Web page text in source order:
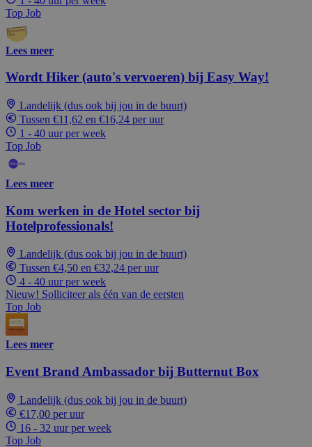
Top Job
Lees meer
Wordt Hiker (auto's vervoeren) bij Easy Way!
Landelijk (dus ook bij jou in de buurt)
Tussen €11,62 en €16,24 per uur
1 - 40 uur per week
Top Job
Lees meer
Kom werken in de Hotel sector bij
Hotelprofessionals!
Landelijk (dus ook bij jou in de buurt)
Tussen €4,50 en €32,24 per uur
4 - 40 uur per week
Nieuw! Solliciteer als één van de eersten
Top Job
Lees meer
Event Brand Ambassador bij Butternut Box
Landelijk (dus ook bij jou in de buurt)
€17,00 per uur
16 - 32 uur per week
Top Job